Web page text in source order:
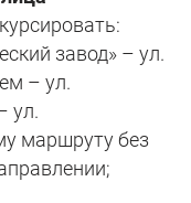
завод» – ул.
– ул.
ул.
маршруту без